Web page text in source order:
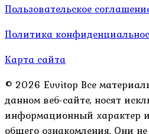
Пользовательское
Политика
Карта сайта
© 2026 Evvitop Все
данном веб-сайте, носят
информационный характер
общего ознакомления. Они